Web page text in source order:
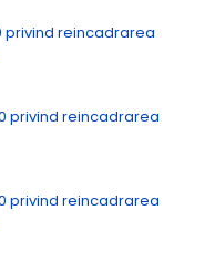
privind reincadrarea
privind reincadrarea
privind reincadrarea